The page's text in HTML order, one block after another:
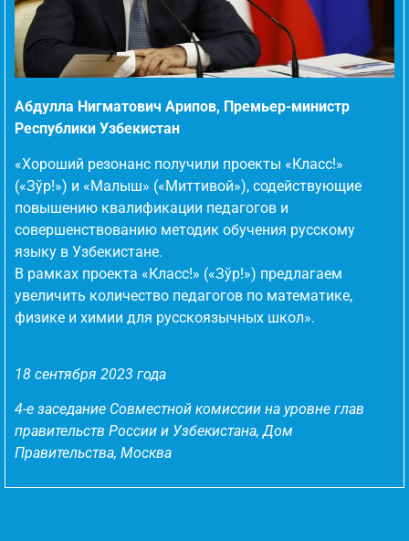
Абдулла Нигматович Арипов, Премьер-министр
Республики Узбекистан
«Хороший резонанс получили проекты «Класс!»
(«Зўр!») и «Малыш» («Миттивой»), содействующие
повышению квалификации педагогов и
совершенствованию методик обучения русскому
языку в Узбекистане.
В рамках проекта «Класс!» («Зўр!») предлагаем
увеличить количество педагогов по математике,
физике и химии для русскоязычных школ».
18 сентября 2023 года
4-е заседание Совместной комиссии на уровне глав
правительств России и Узбекистана, Дом
Правительства, Москва